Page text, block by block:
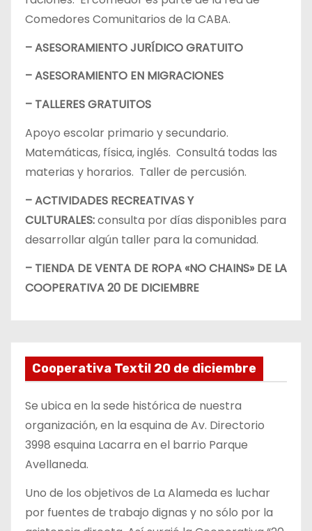
Comedores Comunitarios de la CABA.
– ASESORAMIENTO JURÍDICO GRATUITO
– ASESORAMIENTO EN MIGRACIONES
– TALLERES GRATUITOS
Apoyo escolar primario y secundario.
Matemáticas, física, inglés. Consultá todas las
materias y horarios. Taller de percusión.
– ACTIVIDADES RECREATIVAS Y
CULTURALES:consulta por días disponibles para
desarrollar algún taller para la comunidad.
– TIENDA DE VENTA DE ROPA «NO CHAINS» DE LA
COOPERATIVA 20 DE DICIEMBRE
Cooperativa Textil 20 de diciembre
Se ubica en la sede histórica de nuestra
organización, en la esquina de Av. Directorio
3998 esquina Lacarra en el barrio Parque
Avellaneda.
Uno de los objetivos de La Alameda es luchar
por fuentes de trabajo dignas y no sólo por la